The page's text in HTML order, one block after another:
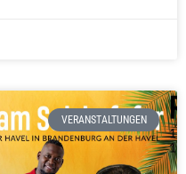
VERANSTALTUNGEN